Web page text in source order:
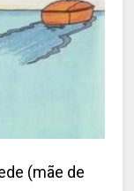
(mãe de